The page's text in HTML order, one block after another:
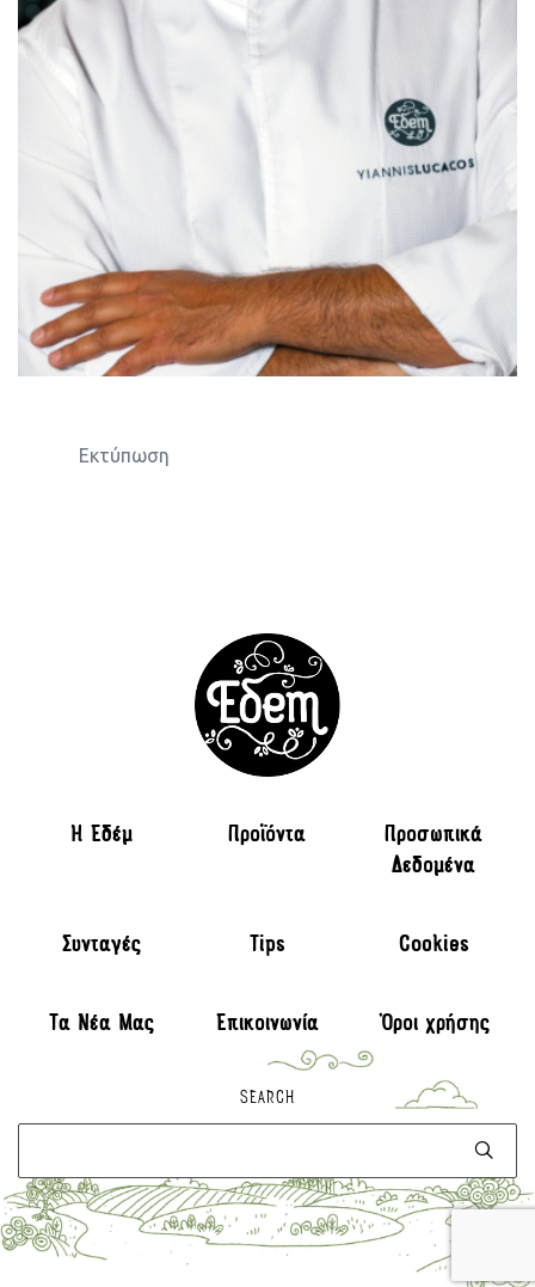
Εκτύπωση
H Εδέμ Προϊόντα
Προσωπικά
Δεδομένα
Συνταγές Tips Cookies
Τα Νέα Μας Επικοινωνία Όροι χρήσης
SEARCH